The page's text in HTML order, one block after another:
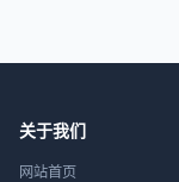
关于我们
网站首页